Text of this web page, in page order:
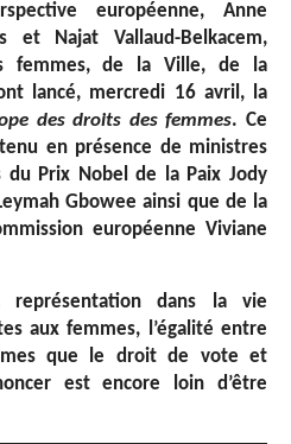
européenne, Anne
et Najat Vallaud-Belkacem,
femmes, de la Ville, de la
lancé, mercredi 16 avril, la
des droits des femmes. Ce
en présence de ministres
du Prix Nobel de la Paix Jody
Gbowee ainsi que de la
européenne Viviane
représentation dans la vie
aux femmes, l’égalité entre
que le droit de vote et
est encore loin d’être